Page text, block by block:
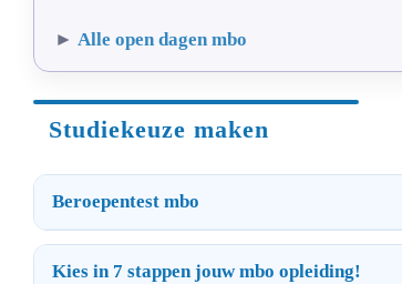
► Alle open dagen mbo
Studiekeuze maken
Beroepentest mbo
Kies in 7 stappen jouw mbo opleiding!